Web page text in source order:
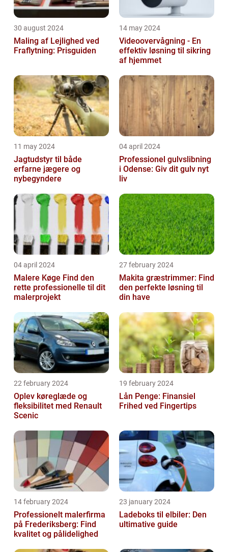
30 august 2024
Maling af Lejlighed ved
Fraflytning: Prisguiden
14 may 2024
Videoovervågning - En
effektiv løsning til sikring
af hjemmet
11 may 2024
Jagtudstyr til både
erfarne jægere og
nybegyndere
04 april 2024
Professionel gulvslibning
i Odense: Giv dit gulv nyt
liv
04 april 2024
Malere Køge Find den
rette professionelle til dit
malerprojekt
27 february 2024
Makita græstrimmer: Find
den perfekte løsning til
din have
22 february 2024
Oplev køreglæde og
fleksibilitet med Renault
Scenic
19 february 2024
Lån Penge: Finansiel
Frihed ved Fingertips
14 february 2024
Professionelt malerfirma
på Frederiksberg: Find
kvalitet og pålidelighed
23 january 2024
Ladeboks til elbiler: Den
ultimative guide